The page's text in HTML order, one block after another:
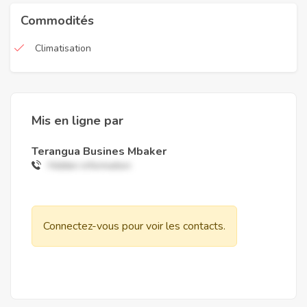
Commodités
Climatisation
Mis en ligne par
Terangua Busines Mbaker
Hidden information
Connectez-vous pour voir les contacts.